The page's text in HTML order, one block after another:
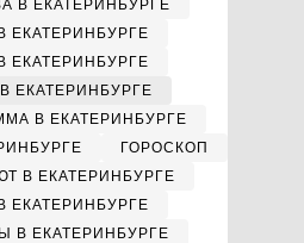
В ЕКАТЕРИНБУРГЕ
ЕКАТЕРИНБУРГЕ
ЕКАТЕРИНБУРГЕ
ЕКАТЕРИНБУРГЕ
В ЕКАТЕРИНБУРГЕ
ГОРОСКОП
В ЕКАТЕРИНБУРГЕ
ЕКАТЕРИНБУРГЕ
В ЕКАТЕРИНБУРГЕ